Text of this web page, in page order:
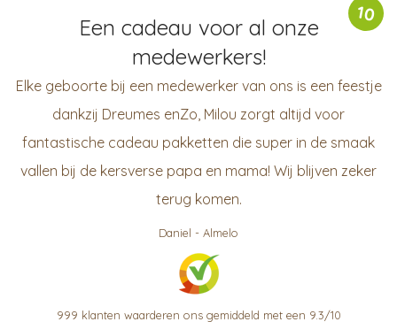
10
Een cadeau voor al onze
medewerkers!
Elke geboorte bij een medewerker van ons is een feestje
dankzij Dreumes enZo, Milou zorgt altijd voor
fantastische cadeau pakketten die super in de smaak
vallen bij de kersverse papa en mama! Wij blijven zeker
terug komen.
Daniel - Almelo
999 klanten waarderen ons gemiddeld met een 9.3/10